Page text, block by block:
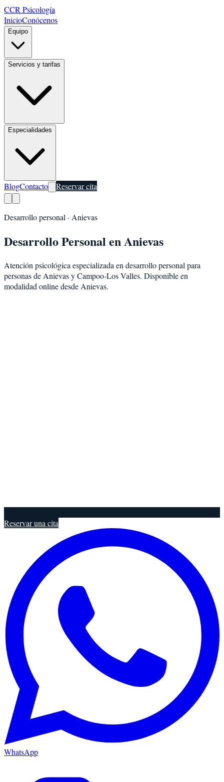
CCR Psicología
InicioConócenos
Equipo
Servicios y tarifas
Especialidades
BlogContacto Reservar cita
Desarrollo personal · Anievas
Desarrollo Personal enAnievas
Atención psicológica especializada en desarrollo personal para
personas de AnievasyCampoo-Los Valles. Disponible en
modalidad online desde Anievas.
Reservar una cita
WhatsApp